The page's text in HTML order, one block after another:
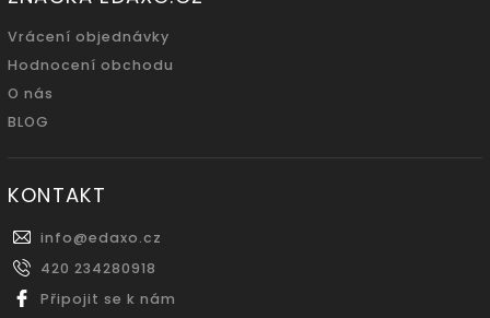
Vrácení objednávky
Hodnocení obchodu
O nás
BLOG
KONTAKT
info@edaxo.cz
420 234280918
Připojit se k nám